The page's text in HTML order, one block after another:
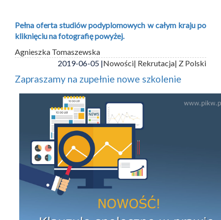
Pełna oferta studiów podyplomowych w całym kraju po
kliknięciu na fotografię powyżej.
Agnieszka Tomaszewska
2019-06-05 |Nowości| Rekrutacja| Z Polski
Zapraszamy na zupełnie nowe szkolenie